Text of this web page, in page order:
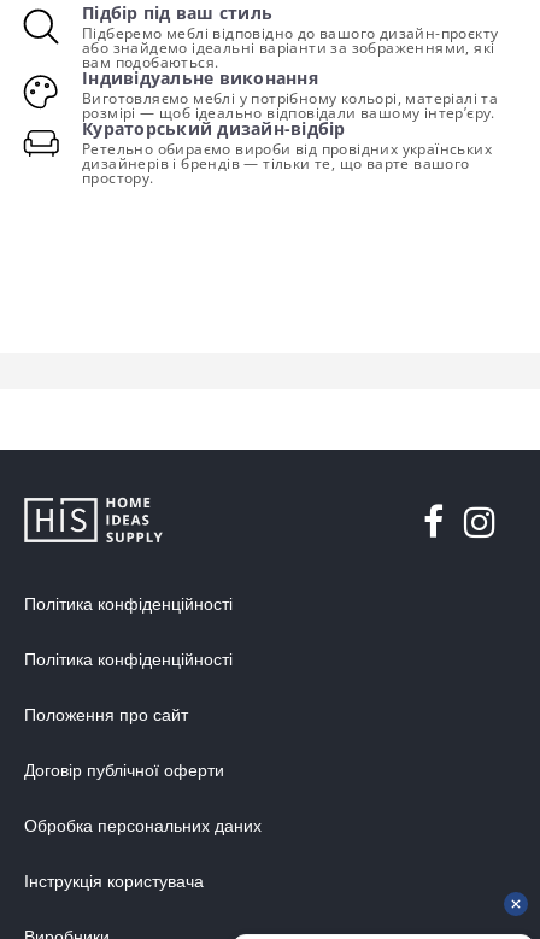
Підбір під ваш стиль
Підберемо меблі відповідно до вашого дизайн-проєкту
або знайдемо ідеальні варіанти за зображеннями, які
вам подобаються.
Індивідуальне виконання
Виготовляємо меблі у потрібному кольорі, матеріалі та
розмірі — щоб ідеально відповідали вашому інтер’єру.
Кураторський дизайн-відбір
Ретельно обираємо вироби від провідних українських
дизайнерів і брендів — тільки те, що варте вашого
простору.
Політика конфіденційності
Політика конфіденційності
Положення про сайт
Договір публічної оферти
Обробка персональних даних
Інструкція користувача